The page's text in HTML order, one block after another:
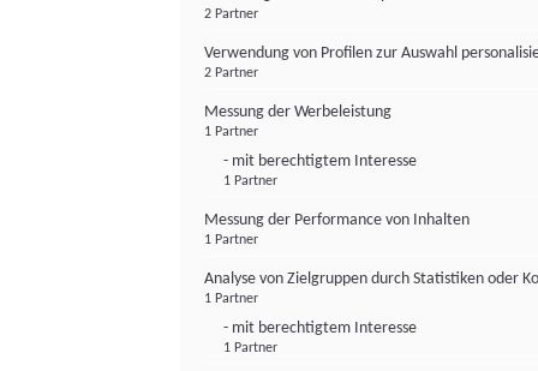
2 Partner
Verwendung von Profilen zur Auswahl
2 Partner
Messung der Werbeleistung
1 Partner
- mit berechtigtem Interesse
1 Partner
Messung der Performance von Inhalten
1 Partner
Analyse von Zielgruppen durch Statistiken oder
1 Partner
- mit berechtigtem Interesse
1 Partner